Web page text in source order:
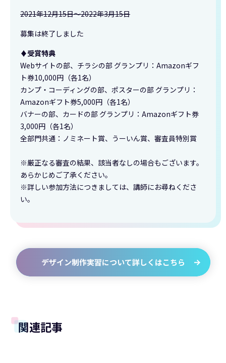
2021年12月15日～2022年3月15日
募集は終了しました
♦受賞特典
Webサイトの部、チラシの部 グランプリ：Amazonギフ
ト券10,000円（各1名）
カンプ・コーディングの部、ポスターの部 グランプリ：
Amazonギフト券5,000円（各1名）
バナーの部、カードの部 グランプリ：Amazonギフト券
3,000円（各1名）
全部門共通：ノミネート賞、うーいん賞、審査員特別賞
※厳正なる審査の結果、該当者なしの場合もございます。
あらかじめご了承ください。
※詳しい参加方法につきましては、講師にお尋ねくださ
い。
デザイン制作実習について詳しくはこちら
関連記事